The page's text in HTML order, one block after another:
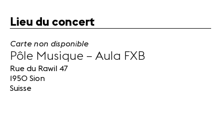
légales
Contact
Lieu du concert
Carte non disponible
Pôle Musique – Aula FXB
Rue du Rawil 47
1950 Sion
Suisse